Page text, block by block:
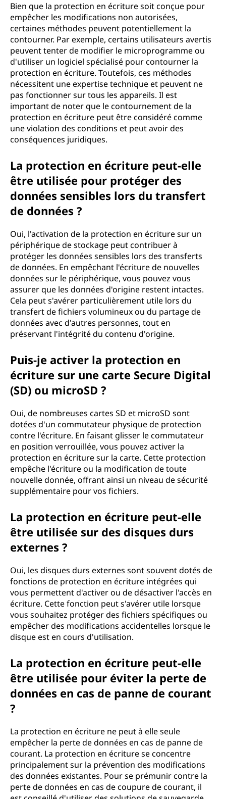
Bien que la protection en écriture soit conçue pour
empêcher les modifications non autorisées,
certaines méthodes peuvent potentiellement la
contourner. Par exemple, certains utilisateurs avertis
peuvent tenter de modifier le microprogramme ou
d'utiliser un logiciel spécialisé pour contourner la
protection en écriture. Toutefois, ces méthodes
nécessitent une expertise technique et peuvent ne
pas fonctionner sur tous les appareils. Il est
important de noter que le contournement de la
protection en écriture peut être considéré comme
une violation des conditions et peut avoir des
conséquences juridiques.
La protection en écriture peut-elle
être utilisée pour protéger des
données sensibles lors du transfert
de données ?
Oui, l'activation de la protection en écriture sur un
périphérique de stockage peut contribuer à
protéger les données sensibles lors des transferts
de données. En empêchant l'écriture de nouvelles
données sur le périphérique, vous pouvez vous
assurer que les données d'origine restent intactes.
Cela peut s'avérer particulièrement utile lors du
transfert de fichiers volumineux ou du partage de
données avec d'autres personnes, tout en
préservant l'intégrité du contenu d'origine.
Puis-je activer la protection en
écriture sur une carte Secure Digital
(SD) ou microSD ?
Oui, de nombreuses cartes SD et microSD sont
dotées d'un commutateur physique de protection
contre l'écriture. En faisant glisser le commutateur
en position verrouillée, vous pouvez activer la
protection en écriture sur la carte. Cette protection
empêche l'écriture ou la modification de toute
nouvelle donnée, offrant ainsi un niveau de sécurité
supplémentaire pour vos fichiers.
La protection en écriture peut-elle
être utilisée sur des disques durs
externes ?
Oui, les disques durs externes sont souvent dotés de
fonctions de protection en écriture intégrées qui
vous permettent d'activer ou de désactiver l'accès en
écriture. Cette fonction peut s'avérer utile lorsque
vous souhaitez protéger des fichiers spécifiques ou
empêcher des modifications accidentelles lorsque le
disque est en cours d'utilisation.
La protection en écriture peut-elle
être utilisée pour éviter la perte de
données en cas de panne de courant
?
La protection en écriture ne peut à elle seule
empêcher la perte de données en cas de panne de
courant. La protection en écriture se concentre
principalement sur la prévention des modifications
des données existantes. Pour se prémunir contre la
perte de données en cas de coupure de courant, il